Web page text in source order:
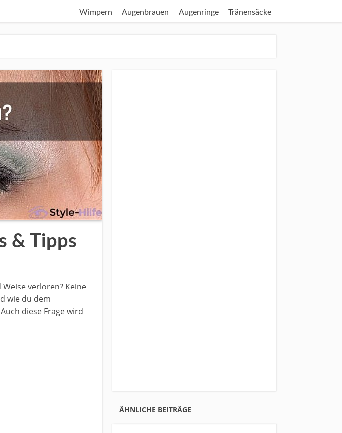
Wimpern Augenbrauen Augenringe Tränensäcke
& Tipps
verloren? Keine
wie du dem
diese Frage wird
ÄHNLICHE BEITRÄGE